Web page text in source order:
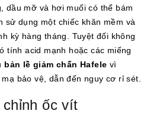
dầu mỡ và hơi muối có thể bám
sử dụng một chiếc khăn mềm và
kỳ hàng tháng. Tuyệt đối không
tính acid mạnh hoặc các miếng
bản lề giảm chấn Hafele vì
bảo vệ, dẫn đến nguy cơ rỉ sét.
ốc vít